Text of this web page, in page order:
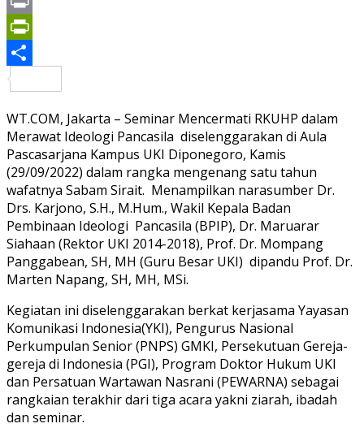
Print
PrintFriendly
WT.COM, Jakarta – Seminar Mencermati RKUHP dalam
Merawat Ideologi Pancasila diselenggarakan di Aula
Pascasarjana Kampus UKI Diponegoro, Kamis
(29/09/2022) dalam rangka mengenang satu tahun
wafatnya Sabam Sirait. Menampilkan narasumber Dr.
Drs. Karjono, S.H., M.Hum., Wakil Kepala Badan
Pembinaan Ideologi Pancasila (BPIP), Dr. Maruarar
Siahaan (Rektor UKI 2014-2018), Prof. Dr. Mompang
Panggabean, SH, MH (Guru Besar UKI) dipandu Prof. Dr.
Marten Napang, SH, MH, MSi.
Kegiatan ini diselenggarakan berkat kerjasama Yayasan
Komunikasi Indonesia(YKI), Pengurus Nasional
Perkumpulan Senior (PNPS) GMKI, Persekutuan Gereja-
gereja di Indonesia (PGI), Program Doktor Hukum UKI
dan Persatuan Wartawan Nasrani (PEWARNA) sebagai
rangkaian terakhir dari tiga acara yakni ziarah, ibadah
dan seminar.